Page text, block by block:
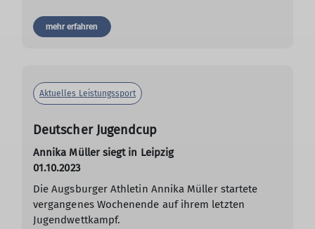
mehr erfahren
Aktuelles Leistungssport
Deutscher Jugendcup
Annika Müller siegt in Leipzig
01.10.2023
Die Augsburger Athletin Annika Müller startete
vergangenes Wochenende auf ihrem letzten
Jugendwettkampf.